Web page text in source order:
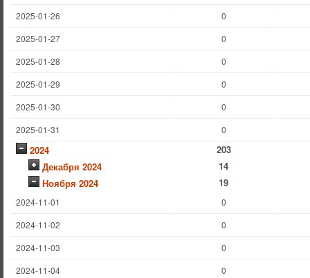
2025-01-26
0
2025-01-27
0
2025-01-28
0
2025-01-29
0
2025-01-30
0
2025-01-31
0
2024
203
Декабря 2024
14
Ноября 2024
19
2024-11-01
0
2024-11-02
0
2024-11-03
0
2024-11-04
0